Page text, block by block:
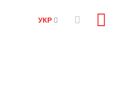
УКР